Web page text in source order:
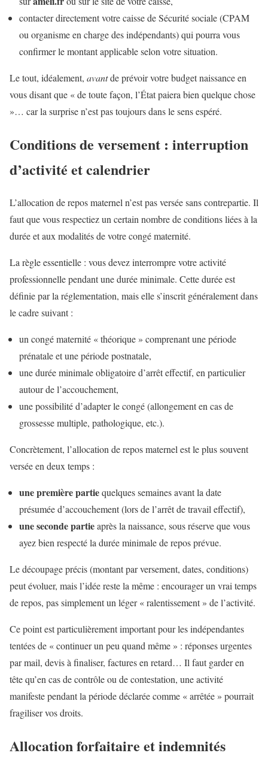
contacter directement votre caisse de Sécurité sociale (CPAM
ou organisme en charge des indépendants) qui pourra vous
confirmer le montant applicable selon votre situation.
Le tout, idéalement, avantde prévoir votre budget naissance en
vous disant que « de toute façon, l’État paiera bien quelque chose
»… car la surprise n’est pas toujours dans le sens espéré.
Conditions de versement : interruption
d’activité et calendrier
L’allocation de repos maternel n’est pas versée sans contrepartie. Il
faut que vous respectiez un certain nombre de conditions liées à la
durée et aux modalités de votre congé maternité.
La règle essentielle : vous devez interrompre votre activité
professionnelle pendant une durée minimale. Cette durée est
définie par la réglementation, mais elle s’inscrit généralement dans
le cadre suivant :
un congé maternité « théorique » comprenant une période
prénatale et une période postnatale,
une durée minimale obligatoire d’arrêt effectif, en particulier
autour de l’accouchement,
une possibilité d’adapter le congé (allongement en cas de
grossesse multiple, pathologique, etc.).
Concrètement, l’allocation de repos maternel est le plus souvent
versée en deux temps :
une première partiequelques semaines avant la date
présumée d’accouchement (lors de l’arrêt de travail effectif),
une seconde partieaprès la naissance, sous réserve que vous
ayez bien respecté la durée minimale de repos prévue.
Le découpage précis (montant par versement, dates, conditions)
peut évoluer, mais l’idée reste la même : encourager un vrai temps
de repos, pas simplement un léger « ralentissement » de l’activité.
Ce point est particulièrement important pour les indépendantes
tentées de « continuer un peu quand même » : réponses urgentes
par mail, devis à finaliser, factures en retard… Il faut garder en
tête qu’en cas de contrôle ou de contestation, une activité
manifeste pendant la période déclarée comme « arrêtée » pourrait
fragiliser vos droits.
Allocation forfaitaire et indemnités